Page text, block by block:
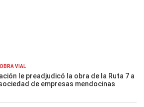
VIAL
le preadjudicó la obra de la Ruta 7 a
de empresas mendocinas